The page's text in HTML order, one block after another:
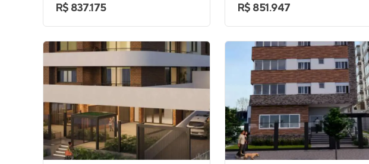
R$ 837.175 R$ 851.947